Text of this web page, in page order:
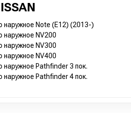
наружное Note (E12) (2013-)
наружное NV200
наружное NV300
наружное NV400
наружное Pathfinder 3 пок.
наружное Pathfinder 4 пок.